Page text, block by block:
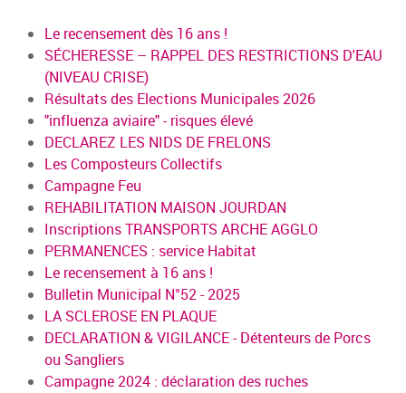
Le recensement dès 16 ans !
SÉCHERESSE – RAPPEL DES RESTRICTIONS D'EAU
(NIVEAU CRISE)
Résultats des Elections Municipales 2026
"influenza aviaire" - risques élevé
DECLAREZ LES NIDS DE FRELONS
Les Composteurs Collectifs
Campagne Feu
REHABILITATION MAISON JOURDAN
Inscriptions TRANSPORTS ARCHE AGGLO
PERMANENCES : service Habitat
Le recensement à 16 ans !
Bulletin Municipal N°52 - 2025
LA SCLEROSE EN PLAQUE
DECLARATION & VIGILANCE - Détenteurs de Porcs
ou Sangliers
Campagne 2024 : déclaration des ruches